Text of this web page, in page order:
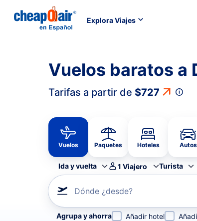
Explora Viajes
Vuelos baratos a
Tarifas a partir de $727
Vuelos Paquetes Hoteles Autos
Ida y vuelta 1 Viajero Turista
Dónde ¿desde?
Refina tu búsqueda por aerolínea, por
Agrupa y ahorra Añadir hotel